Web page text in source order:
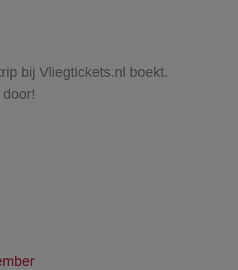
bij Vliegtickets.nl boekt.